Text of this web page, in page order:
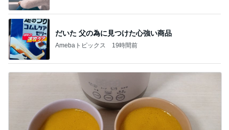
だいた 父の為に見つけた心強い商品
Amebaトピックス 19時間前